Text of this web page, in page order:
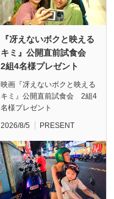
『冴えないボクと映える
キミ』公開直前試食会
2組4名様プレゼント
映画『冴えないボクと映える
キミ』公開直前試食会 2組4
名様プレゼント
2026/8/5 PRESENT